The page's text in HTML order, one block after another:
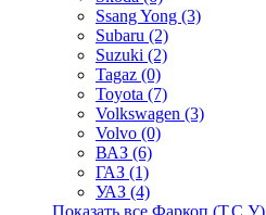
Ssang Yong (3)
Subaru (2)
Suzuki (2)
Tagaz (0)
Toyota (7)
Volkswagen (3)
Volvo (0)
ВАЗ (6)
ГАЗ (1)
УАЗ (4)
Показать все Фаркоп (Т.С.У).